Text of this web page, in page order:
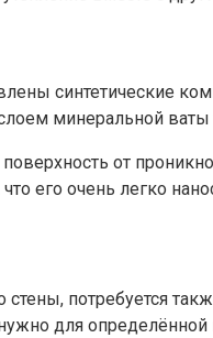
синтетические
минеральной
от
его очень легко
потребуется
для